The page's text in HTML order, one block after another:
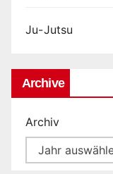
Ju-Jutsu
Archive
Archiv